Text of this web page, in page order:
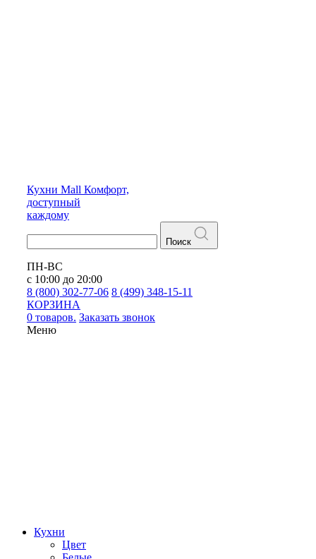
Кухни Mall Комфорт,
доступный
каждому
Поиск
ПН-ВС
с 10:00 до 20:00
8 (800) 302-77-06 8 (499) 348-15-11
КОРЗИНА
0 товаров. Заказать звонок
Меню
Кухни
Цвет